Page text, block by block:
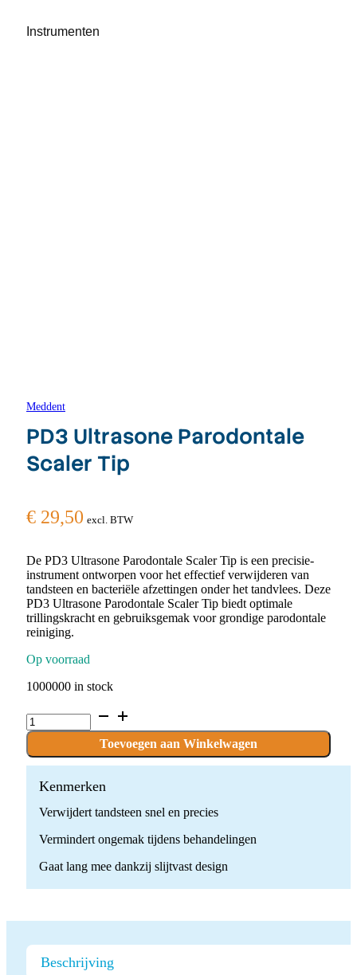
Instrumenten
Meddent
PD3 Ultrasone Parodontale
Scaler Tip
€ 29,50 excl. BTW
De PD3 Ultrasone Parodontale Scaler Tip is een precisie-
instrument ontworpen voor het effectief verwijderen van
tandsteen en bacteriële afzettingen onder het tandvlees. Deze
PD3 Ultrasone Parodontale Scaler Tip biedt optimale
trillingskracht en gebruiksgemak voor grondige parodontale
reiniging.
Op voorraad
1000000 in stock
PD3
Ultrasone
Scaler
Tip
quantity
Toevoegen aan Winkelwagen
Kenmerken
Verwijdert tandsteen snel en precies
Vermindert ongemak tijdens behandelingen
Gaat lang mee dankzij slijtvast design
Beschrijving